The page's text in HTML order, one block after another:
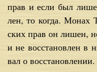
прав и ес­ли был
лен, то ко­гда. Мо­нах
ских прав он ли­шен,
и не вос­ста­нов­лен в
вал о вос­ста­нов­ле­нии.